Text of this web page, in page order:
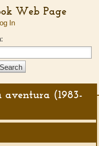
Web Page
In
aventura (1983-